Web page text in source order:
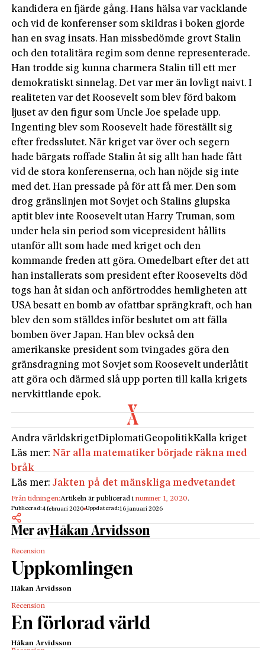
kandidera en fjärde gång. Hans hälsa var vacklande
och vid de konferenser som skildras i boken gjorde
han en svag insats. Han missbedömde grovt Stalin
och den totalitära regim som denne representerade.
Han trodde sig kunna charmera Stalin till ett mer
demokratiskt sinnelag. Det var mer än lovligt naivt. I
realiteten var det Roosevelt som blev förd bakom
ljuset av den figur som Uncle Joe spelade upp.
Ingenting blev som Roosevelt hade föreställt sig
efter fredsslutet. När kriget var över och segern
hade bärgats roffade Stalin åt sig allt han hade fått
vid de stora konferenserna, och han nöjde sig inte
med det. Han pressade på för att få mer. Den som
drog gränslinjen mot Sovjet och Stalins glupska
aptit blev inte Roosevelt utan Harry Truman, som
under hela sin period som vicepresident hållits
utanför allt som hade med kriget och den
kommande freden att göra. Omedelbart efter det att
han installerats som president efter Roosevelts död
togs han åt sidan och anförtroddes hemligheten att
USA besatt en bomb av ofattbar sprängkraft, och han
blev den som ställdes inför beslutet om att fälla
bomben över Japan. Han blev också den
amerikanske president som tvingades göra den
gränsdragning mot Sovjet som Roosevelt underlåtit
att göra och därmed slå upp porten till kalla krigets
nervkittlande epok.
Andra världskrigetDiplomatiGeopolitikKalla kriget
Läs mer:När alla matematiker började räkna med
bråk
Läs mer:Jakten på det mänskliga medvetandet
Från tidningen:Artikeln är publicerad inummer 1, 2020.
Publicerad:4 februari 2020 Uppdaterad:16 januari 2026
Mer avHåkan Arvidsson
Recension
Uppkomlingen
Håkan Arvidsson
Recension
En förlorad värld
Håkan Arvidsson